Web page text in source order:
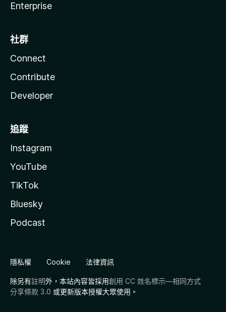
Enterprise
社群
Connect
Contribute
Developer
追蹤
Instagram
YouTube
TikTok
Bluesky
Podcast
隱私權 Cookie 法律資訊
除另有註明外，本站內容皆採用創用 CC 姓名標示—相同方式
分享條款 3.0 或更新版本授權大眾使用。